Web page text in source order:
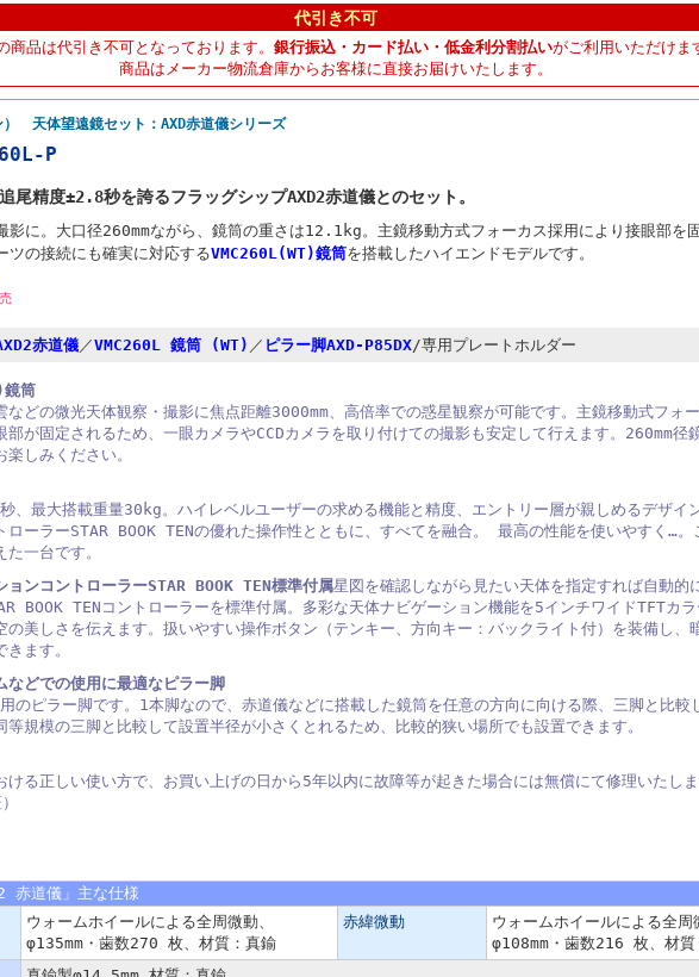
代引き不可
商品は代引き不可となっております。 銀行振込・カード払い・低金利分割払いがご利用いただけま
商品はメーカー物流倉庫からお客様に直接お届けいたします。
天体望遠鏡セット：AXD赤道儀シリーズ
P
尾精度±2.8秒を誇るフラッグシップAXD2赤道儀とのセット。
影に。大口径260mmながら、鏡筒の重さは12.1kg。主鏡移動方式フォーカス採用により接眼部を
ツの接続にも確実に対応するVMC260L(WT)鏡筒を搭載したハイエンドモデルです。
赤道儀／VMC260L 鏡筒 (WT) ／ ピラー脚AXD-P85DX/専用プレートホルダー
鏡筒
などの微光天体観察・撮影に焦点距離3000mm、高倍率での惑星観察が可能です。主鏡移動式フォ
部が固定されるため、一眼カメラやCCDカメラを取り付けての撮影も安定して行えます。260mm径
しみください。
、最大搭載重量30kg。ハイレベルユーザーの求める機能と精度、エントリー層が親しめるデザイ
ローラーSTAR BOOK TENの優れた操作性とともに、すべてを融合。 最高の性能を使いやすく…。
一台です。
ョンコントローラーSTAR BOOK TEN標準付属星図を確認しながら見たい天体を指定すれば自動的
BOOK TENコントローラーを標準付属。多彩な天体ナビゲーション機能を5インチワイドTFTカ
の美しさを伝えます。扱いやすい操作ボタン（テンキー、方向キー：バックライト付）を装備し、
ます。
などでの使用に最適なピラー脚
のピラー脚です。1本脚なので、赤道儀などに搭載した鏡筒を任意の方向に向ける際、三脚と比較
等規模の三脚と比較して設置半径が小さくとれるため、比較的狭い場所でも設置できます。
ける正しい使い方で、お買い上げの日から5年以内に故障等が起きた場合には無償にて修理いたし
赤道儀」主な仕様
ウォームホイールによる全周微動、
φ135mm・歯数270 枚、材質：真鍮
赤緯微動
ウォームホイールによる全周
φ108mm・歯数216 枚、材質